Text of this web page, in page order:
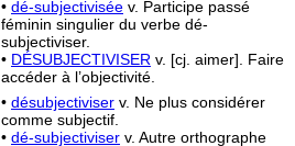
• dé-subjectivisée v. Participe passé
féminin singulier du verbe dé-
subjectiviser.
• DÉSUBJECTIVISER v. [cj. aimer]. Faire
accéder à l’objectivité.
• désubjectiviser v. Ne plus considérer
comme subjectif.
• dé-subjectiviser v. Autre orthographe